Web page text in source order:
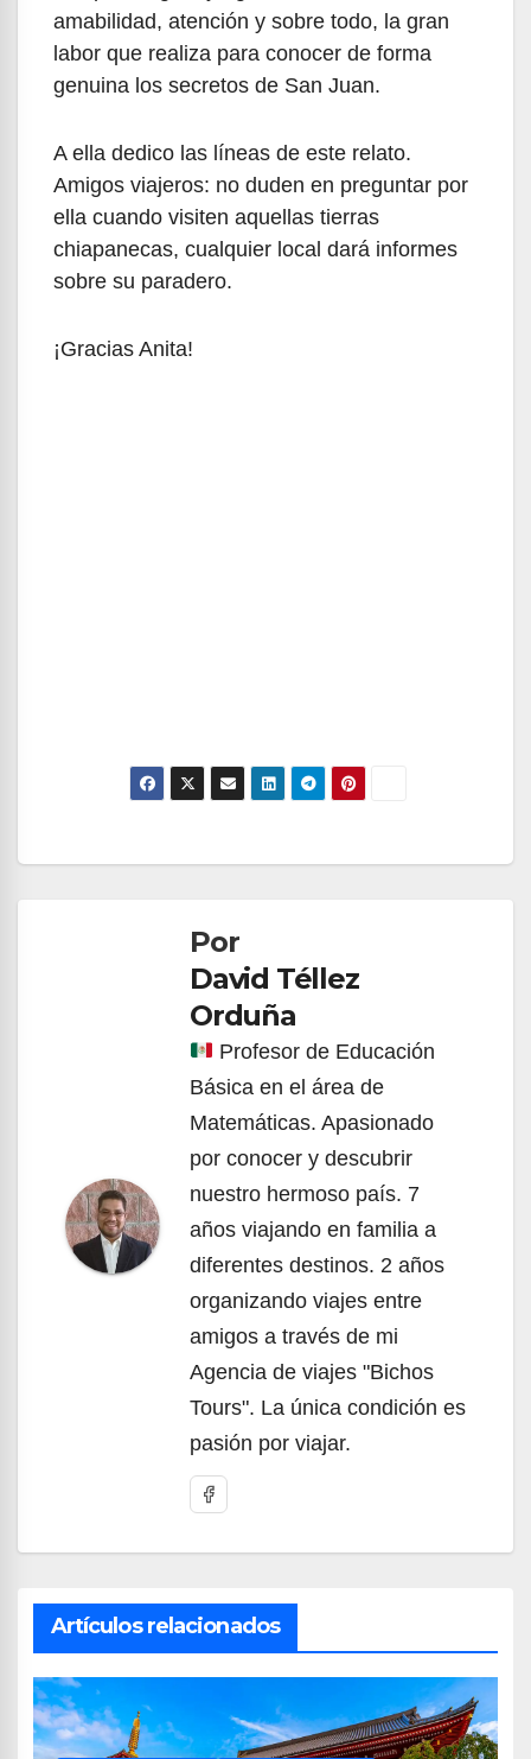
amabilidad, atención y sobre todo, la gran
labor que realiza para conocer de forma
genuina los secretos de San Juan.
A ella dedico las líneas de este relato.
Amigos viajeros: no duden en preguntar por
ella cuando visiten aquellas tierras
chiapanecas, cualquier local dará informes
sobre su paradero.
¡Gracias Anita!
entradasPor
David Téllez
Orduña
Profesor de Educación
Básica en el área de
Matemáticas. Apasionado
por conocer y descubrir
nuestro hermoso país. 7
años viajando en familia a
diferentes destinos. 2 años
organizando viajes entre
amigos a través de mi
Agencia de viajes "Bichos
Tours". La única condición es
pasión por viajar.
Artículos relacionados